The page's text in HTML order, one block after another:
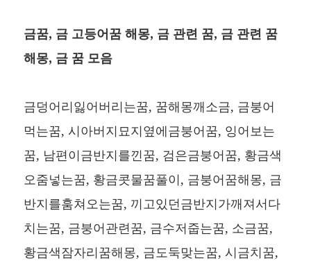
금꿈, 금 고등어꿈 해몽, 금 관련 꿈, 금 관련 꿈
해몽, 금 꿈 모음
금덩어리잃어버리는꿈, 꿈해몽깨소금, 금붕어
먹는꿈, 시아버지묘지옆에금붕어꿈, 잉어보는
꿈, 남편이금반지를낀꿈, 검은금붕어꿈, 황금색
오줌넣는꿈, 황금콧물꿈풀이, 금붕어꿈해몽, 금
반지를훔쳐오는꿈, 끼고있던금반지가깨져서다
치는꿈, 금붕어관련꿈, 금수저줍는꿈, 소금꿈,
황금색잠자리꿈해몽, 금도둑맞는꿈, 시금치꿈,